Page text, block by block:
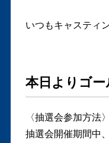
いつもキャスティ
本日よりゴー
〈抽選会参加方法〉
抽選会開催期間中